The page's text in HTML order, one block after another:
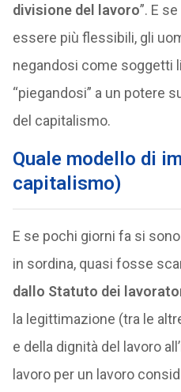
divisione del lavoro”. E
essere più flessibili, gli
negandosi come soggetti
“piegandosi” a un potere
del capitalismo.
Quale modello di
capitalismo)
E se pochi giorni fa si
in sordina, quasi fosse
dallo Statuto dei
la legittimazione (tra le
e della dignità del lavoro
lavoro per un lavoro